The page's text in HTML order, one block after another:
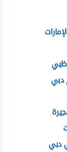
دبي
دبي